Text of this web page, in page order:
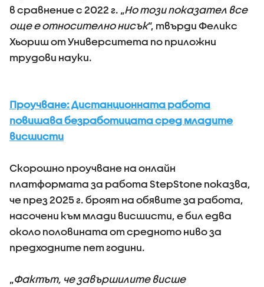
в сравнение с 2022 г. „Но този показател все
още е относително нисък“, твърди Феликс
Хьориш от Университета по приложни
трудови науки.
Проучване: Дистанционната работа
повишава безработицата сред младите
висшисти
Скорошно проучване на онлайн
платформата за работа StepStone показва,
че през 2025 г. броят на обявите за работа,
насочени към млади висшисти, е бил едва
около половината от средното ниво за
предходните пет години.
„Фактът, че завършилите висше